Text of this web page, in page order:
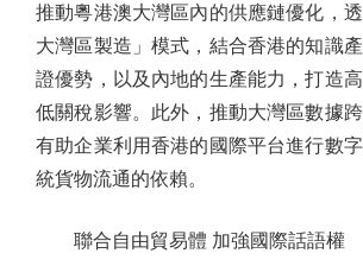
推動粵港澳大灣區內的供應鏈優化，
大灣區製造」模式，結合香港的知識
證優勢，以及內地的生產能力，打造
低關稅影響。此外，推動大灣區數據
有助企業利用香港的國際平台進行數
統貨物流通的依賴。
聯合自由貿易體 加強國際話語權